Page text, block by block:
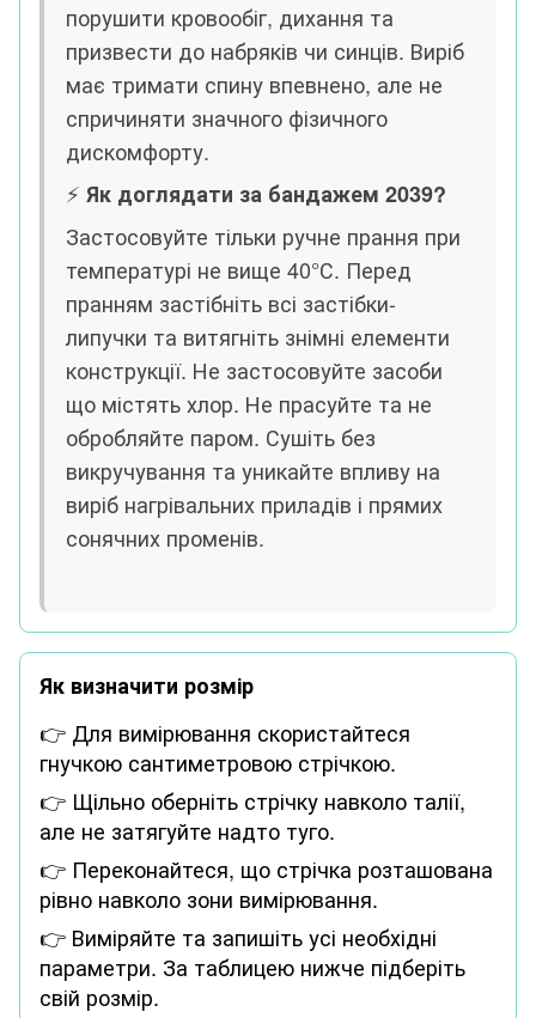
порушити кровообіг, дихання та
призвести до набряків чи синців. Виріб
має тримати спину впевнено, але не
спричиняти значного фізичного
дискомфорту.
⚡️ Як доглядати за бандажем 2039?
Застосовуйте тільки ручне прання при
температурі не вище 40°С. Перед
пранням застібніть всі застібки-
липучки та витягніть знімні елементи
конструкції. Не застосовуйте засоби
що містять хлор. Не прасуйте та не
обробляйте паром. Сушіть без
викручування та уникайте впливу на
виріб нагрівальних приладів і прямих
сонячних променів.
Як визначити розмір
👉 Для вимірювання скористайтеся
гнучкою сантиметровою стрічкою.
👉 Щільно оберніть стрічку навколо талії,
але не затягуйте надто туго.
👉 Переконайтеся, що стрічка розташована
рівно навколо зони вимірювання.
👉 Виміряйте та запишіть усі необхідні
параметри. За таблицею нижче підберіть
свій розмір.